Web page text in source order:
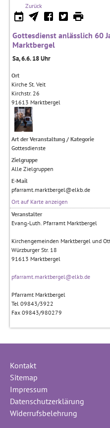
Zurück
Gottesdienst anlässlich 60
Marktbergel
Sa, 6.6. 18 Uhr
Ort
Kirche St. Veit
Kirchstr. 26
91613 Marktbergel
Art der Veranstaltung / Kategorie
Gottesdienste
Zielgruppe
Alle Zielgruppen
E-Mail
pfarramt.marktbergel@elkb.de
Ort auf Karte anzeigen
Veranstalter
Evang.-Luth. Pfarramt Marktbergel
Kirchengemeinden Marktbergel und
Würzburger Str. 18
91613 Marktbergel
pfarramt.marktbergel@elkb.de
Pfarramt Marktbergel
Tel 09843/3922
Fax 09843/980279
Kontakt
Sitemap
Impressum
Datenschutzerklärung
Widerrufsbelehrung